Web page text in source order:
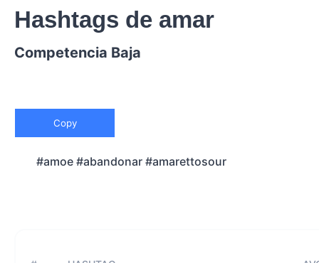
Hashtags de amar
Competencia Baja
Copy
#amoe #abandonar #amarettosour